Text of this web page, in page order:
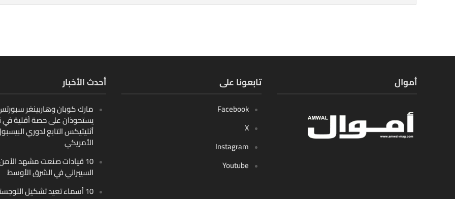
أحدث الأخبار
مارك كوبان وهاربينغر سبورتس
يستحوذان على حصة أقلية في
أثليتيكس التابع لدوري
الأمريكي
10 قيادات صنعت مشهد
السيبراني في الشرق الأوسط
10 أسماء تعيد تشكيل
تابعونا على
Facebook
X
Instagram
Youtube
أموال